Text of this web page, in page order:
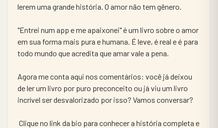
lerem uma grande história. O amor não tem gênero.
​"Entrei num app e me apaixonei" é um livro sobre o amor
em sua forma mais pura e humana. É leve, é real e é para
todo mundo que acredita que amar vale a pena.
​Agora me conta aqui nos comentários: você já deixou
de ler um livro por puro preconceito ou já viu um livro
incrível ser desvalorizado por isso? Vamos conversar?
​ Clique no link da bio para conhecer a história completa e